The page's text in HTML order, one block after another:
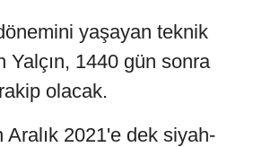
yaşayan teknik
Yalçın, 1440 gün sonra
olacak.
Aralık 2021'e dek siyah-